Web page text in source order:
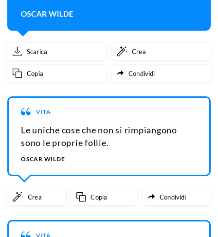
Scarica Crea
Copia Condividi
VITA
Le uniche cose che non si rimpiangono
sono le proprie follie.
OSCAR WILDE
Crea Copia Condividi
VITA